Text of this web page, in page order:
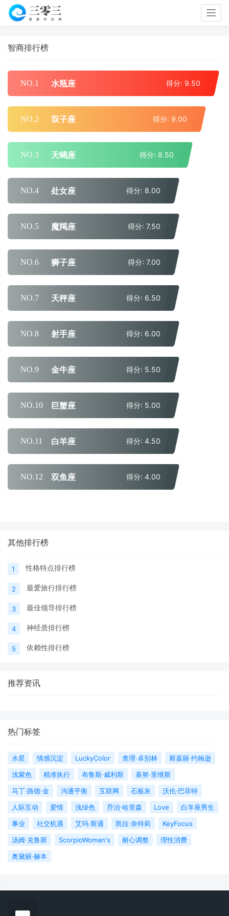
智商排行榜
NO.1 水瓶座 得分: 9.50
NO.2 双子座 得分: 9.00
NO.3 天蝎座 得分: 8.50
NO.4 处女座 得分: 8.00
NO.5 魔羯座 得分: 7.50
NO.6 狮子座 得分: 7.00
NO.7 天秤座 得分: 6.50
NO.8 射手座 得分: 6.00
NO.9 金牛座 得分: 5.50
NO.10 巨蟹座 得分: 5.00
NO.11 白羊座 得分: 4.50
NO.12 双鱼座 得分: 4.00
其他排行榜
1 性格特点排行榜
2 最爱旅行排行榜
3 最佳领导排行榜
4 神经质排行榜
5 依赖性排行榜
推荐资讯
热门标签
水星 情感沉淀 LuckyColor 查理·卓别林
斯嘉丽·约翰逊
浅紫色
精准执行 布鲁斯·威利斯
基努·里维斯
马丁·路德·金
沟通平衡 互联网 石板灰
沃伦·巴菲特
人际互动
爱情 浅绿色 乔治·哈里森 Love
白羊座男生
事业
社交机遇 艾玛·斯通 凯拉·奈特莉
KeyFocus
汤姆·克鲁斯
ScorpioWoman's 耐心调整
理性消费
奥黛丽·赫本